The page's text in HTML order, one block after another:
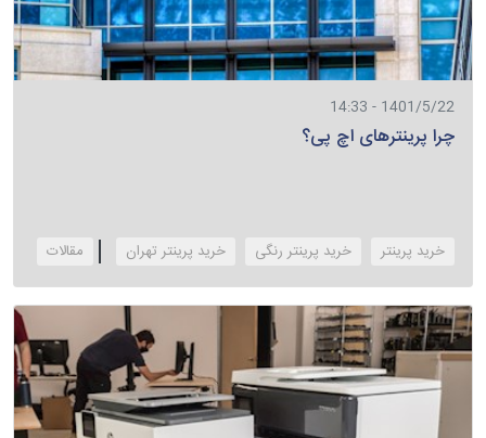
1401/5/22 - 14:33
چرا پرینترهای اچ پی؟
خرید پرینتر خرید پرینتر رنگی خرید پرینتر تهران ‌مقالات